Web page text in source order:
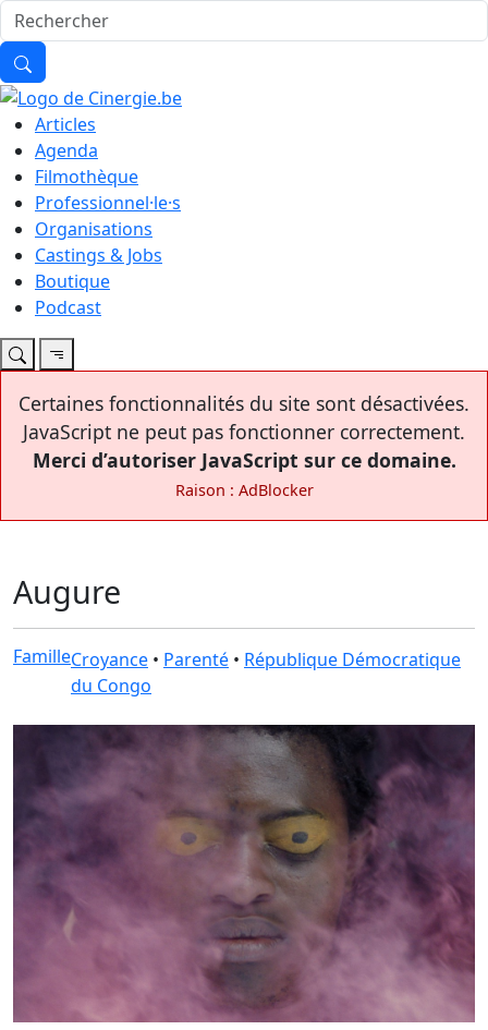
Articles
Agenda
Filmothèque
Professionnel·le·s
Organisations
Castings & Jobs
Boutique
Podcast
Certaines fonctionnalités du site sont désactivées.
JavaScript ne peut pas fonctionner correctement.
Merci d’autoriser JavaScript sur ce domaine.
Raison : AdBlocker
Augure
FamilleCroyance • Parenté • République Démocratique
du Congo